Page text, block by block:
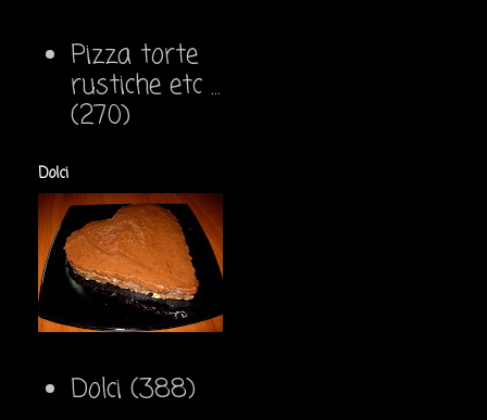
Pizza torte
rustiche etc ...
(270)
Dolci
Dolci (388)